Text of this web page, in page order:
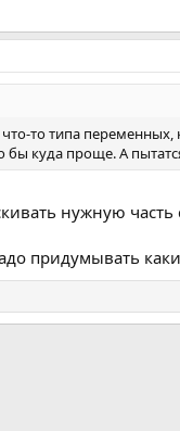
что-то типа
куда проще. А
нужную
придумывать
почта